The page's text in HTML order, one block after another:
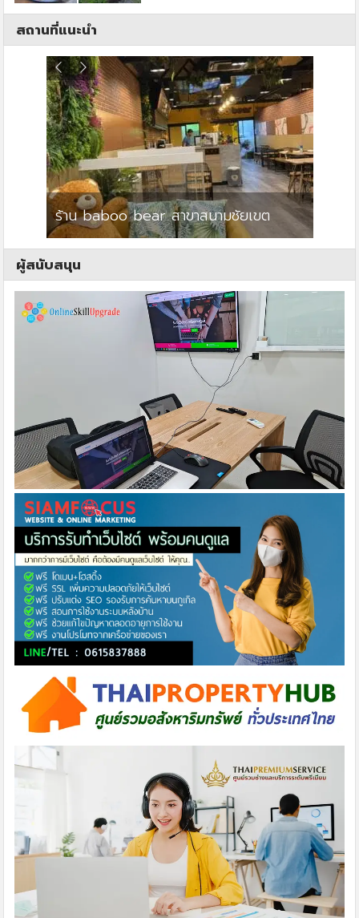
สถานที่แนะนำ
ร้าน baboo bear สาขาสนามชัยเขต
ผู้สนับสนุน